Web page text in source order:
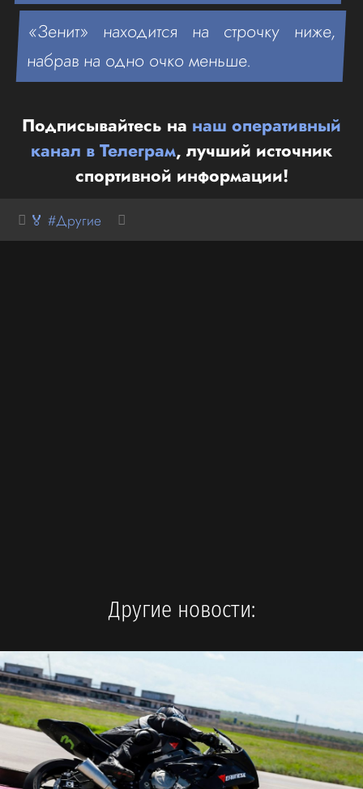
«Зенит» находится на строчку ниже,
набрав на одно очко меньше.
Подписывайтесь на наш оперативный
канал в Телеграм, лучший источник
спортивной информации!
🏅 #Другие
Другие новости: